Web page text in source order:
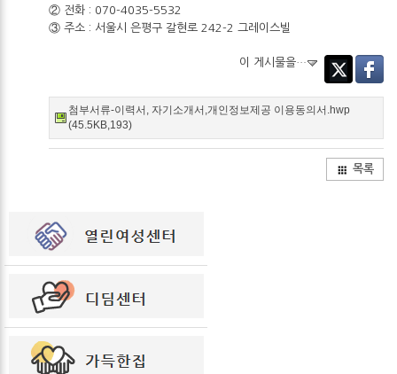
② 전화 : 070-4035-5532
③ 주소 : 서울시 은평구 갈현로 242-2 그레이스빌
이 게시물을…
Twitter
첨부서류-이력서, 자기소개서,개인정보제공 이용동의서.hwp
(45.5KB,193)
목록